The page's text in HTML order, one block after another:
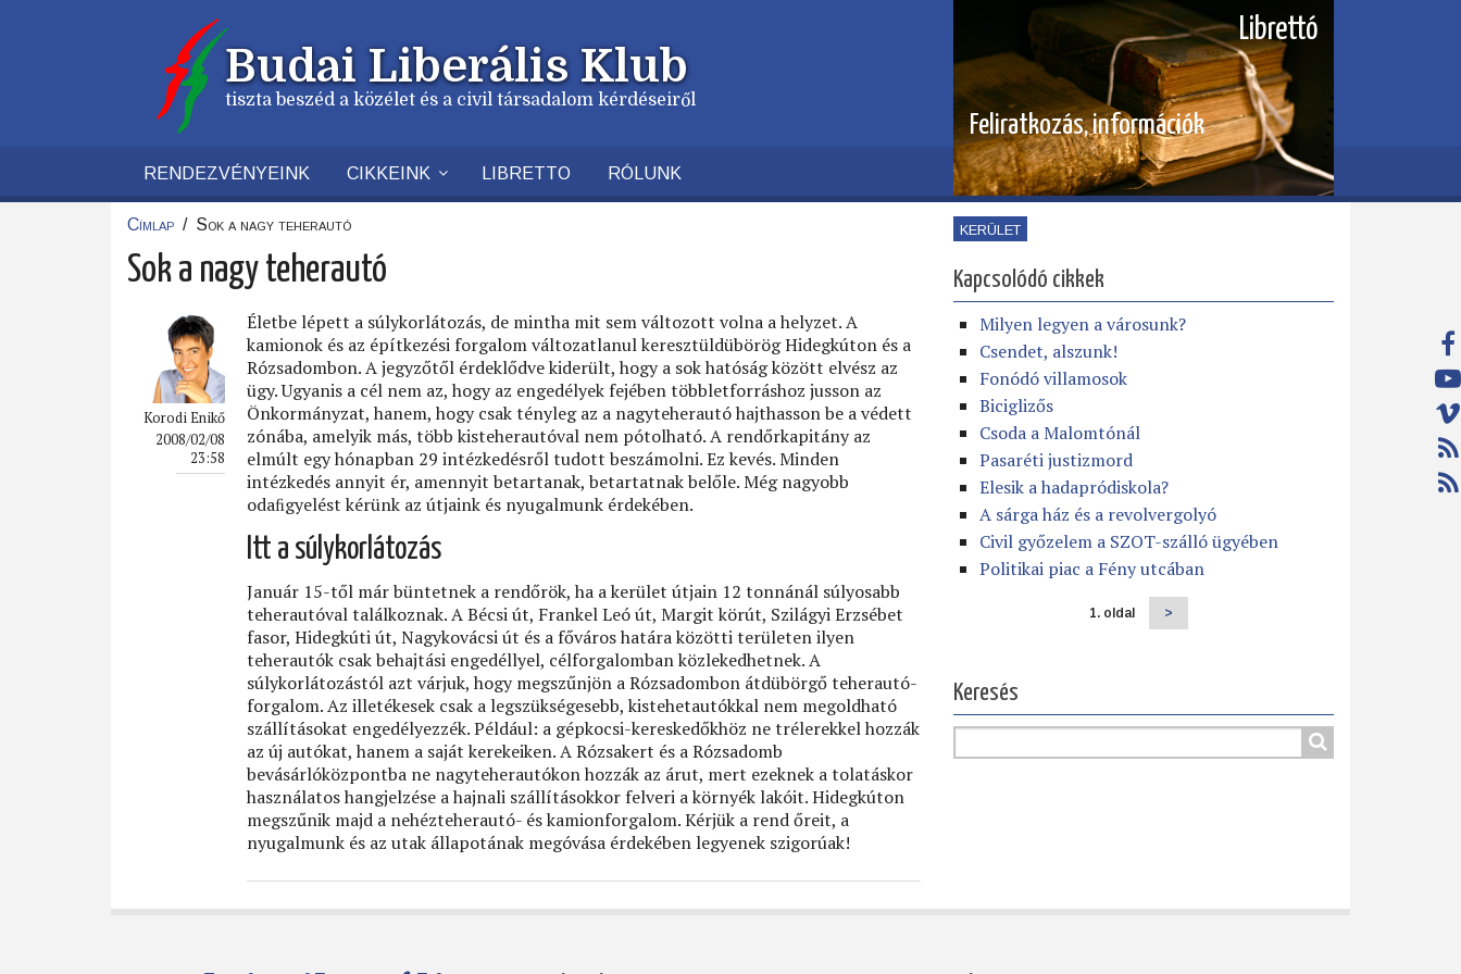
Budai Liberális Klub
tiszta beszéd a közélet és a civil társadalom kérdéseiről
Librettó
Feliratkozás, információk
RENDEZVÉNYEINK CIKKEINK LIBRETTO RÓLUNK
Címlap / Sok a nagy teherautó
Sok a nagy teherautó
Korodi Enikő
2008/02/08
23:58
Életbe lépett a súlykorlátozás, de mintha mit sem változott volna a helyzet. A
kamionok és az építkezési forgalom változatlanul keresztüldübörög Hidegkúton és a
Rózsadombon. A jegyzőtől érdeklődve kiderült, hogy a sok hatóság között elvész az
ügy. Ugyanis a cél nem az, hogy az engedélyek fejében többletforráshoz jusson az
Önkormányzat, hanem, hogy csak tényleg az a nagyteherautó hajthasson be a védett
zónába, amelyik más, több kisteherautóval nem pótolható. A rendőrkapitány az
elmúlt egy hónapban 29 intézkedésről tudott beszámolni. Ez kevés. Minden
intézkedés annyit ér, amennyit betartanak, betartatnak belőle. Még nagyobb
odaﬁgyelést kérünk az útjaink és nyugalmunk érdekében.
Itt a súlykorlátozás
Január 15-től már büntetnek a rendőrök, ha a kerület útjain 12 tonnánál súlyosabb
teherautóval találkoznak. A Bécsi út, Frankel Leó út, Margit körút, Szilágyi Erzsébet
fasor, Hidegkúti út, Nagykovácsi út és a főváros határa közötti területen ilyen
teherautók csak behajtási engedéllyel, célforgalomban közlekedhetnek. A
súlykorlátozástól azt várjuk, hogy megszűnjön a Rózsadombon átdübörgő teherautó-
forgalom. Az illetékesek csak a legszükségesebb, kistehetautókkal nem megoldható
szállításokat engedélyezzék. Például: a gépkocsi-kereskedőkhöz ne trélerekkel hozzák
az új autókat, hanem a saját kerekeiken. A Rózsakert és a Rózsadomb
bevásárlóközpontba ne nagyteherautókon hozzák az árut, mert ezeknek a tolatáskor
használatos hangjelzése a hajnali szállításokkor felveri a környék lakóit. Hidegkúton
megszűnik majd a nehézteherautó- és kamionforgalom. Kérjük a rend őreit, a
nyugalmunk és az utak állapotának megóvása érdekében legyenek szigorúak!
KERÜLET
Kapcsolódó cikkek
Milyen legyen a városunk?
Csendet, alszunk!
Fonódó villamosok
Biciglizős
Csoda a Malomtónál
Pasaréti justizmord
Elesik a hadapródiskola?
A sárga ház és a revolvergolyó
Civil győzelem a SZOT-szálló ügyében
Politikai piac a Fény utcában
1. oldal
Következő
oldal
>
Keresés